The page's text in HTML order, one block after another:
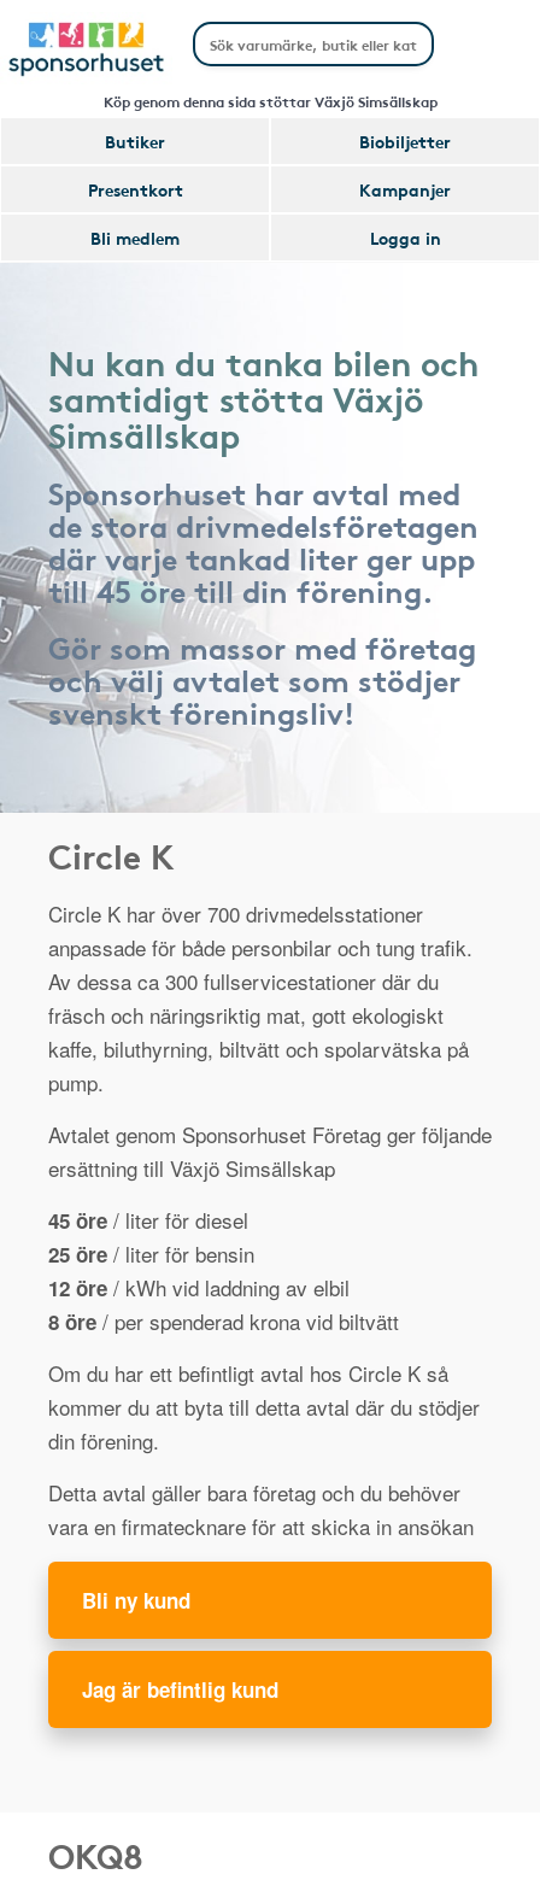
Köp genom denna sida stöttar Växjö Simsällskap
Butiker
Biobiljetter
Presentkort
Kampanjer
Bli medlem
Logga in
Nu kan du tanka bilen och
samtidigt stötta Växjö
Simsällskap
Sponsorhuset har avtal med
de stora drivmedelsföretagen
där varje tankad liter ger upp
till 45 öre till din förening.
Gör som massor med företag
och välj avtalet som stödjer
svenskt föreningsliv!
Circle K
Circle K har över 700 drivmedelsstationer
anpassade för både personbilar och tung trafik.
Av dessa ca 300 fullservicestationer där du
fräsch och näringsriktig mat, gott ekologiskt
kaffe, biluthyrning, biltvätt och spolarvätska på
pump.
Avtalet genom Sponsorhuset Företag ger följande
ersättning till Växjö Simsällskap
45 öre / liter för diesel
25 öre / liter för bensin
12 öre / kWh vid laddning av elbil
8 öre / per spenderad krona vid biltvätt
Om du har ett befintligt avtal hos Circle K så
kommer du att byta till detta avtal där du stödjer
din förening.
Detta avtal gäller bara företag och du behöver
vara en firmatecknare för att skicka in ansökan
Bli ny kund
Jag är befintlig kund
OKQ8